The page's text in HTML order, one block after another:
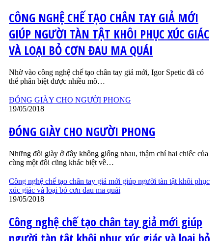
CÔNG NGHỆ CHẾ TẠO CHÂN TAY GIẢ MỚI
GIÚP NGƯỜI TÀN TẬT KHÔI PHỤC XÚC GIÁC
VÀ LOẠI BỎ CƠN ĐAU MA QUÁI
Nhờ vào công nghệ chế tạo chân tay giả mới, Igor Spetic đã có
thể phân biệt được nhiều mô…
ĐÓNG GIÀY CHO NGƯỜI PHONG
19/05/2018
ĐÓNG GIÀY CHO NGƯỜI PHONG
Những đôi giày ở đây không giống nhau, thậm chí hai chiếc của
cùng một đôi cũng khác biệt về…
Công nghệ chế tạo chân tay giả mới giúp người tàn tật khôi phục
xúc giác và loại bỏ cơn đau ma quái
19/05/2018
Công nghệ chế tạo chân tay giả mới giúp